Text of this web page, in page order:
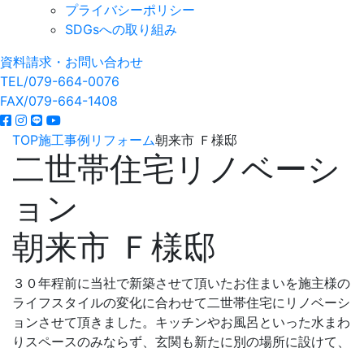
プライバシーポリシー
SDGsへの取り組み
資料請求・お問い合わせ
TEL/079-664-0076
FAX/079-664-1408
TOP施工事例 リフォーム朝来市 Ｆ様邸
二世帯住宅リノベーシ
ョン
朝来市 Ｆ様邸
３０年程前に当社で新築させて頂いたお住まいを施主様の
ライフスタイルの変化に合わせて二世帯住宅にリノベーシ
ョンさせて頂きました。キッチンやお風呂といった水まわ
りスペースのみならず、玄関も新たに別の場所に設けて、